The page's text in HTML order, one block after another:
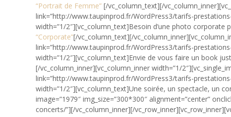
“Portrait de Femme” [/vc_column_text][/
link=”http://www.taupinprod.fr/WordPress3/tarifs-
width=”1/2″][vc_column_text]Besoin d’une photo
“Corporate”[/vc_column_text][/
link=”http://www.taupinprod.fr/WordPress3/tarifs-
width=”1/2″][vc_column_text]Envie de vous faire un book
[/vc_column_inner][vc_column_inner width=”1/
link=”http://www.taupinprod.fr/WordPress3/tarifs-
width=”1/2″][vc_column_text]Une soirée, un spectacle, un
image=”1979″ img_size=”300*300″ alignment=”center”
concerts/”][/vc_column_inner][/